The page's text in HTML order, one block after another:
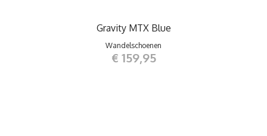
Gravity MTX Blue
Wandelschoenen
€ 159,95